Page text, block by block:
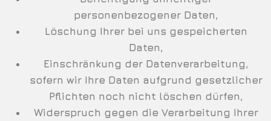
personenbezogener Daten,
Löschung Ihrer bei uns gespeicherten
Daten,
Einschränkung der Datenverarbeitung,
sofern wir Ihre Daten aufgrund gesetzlicher
Pflichten noch nicht löschen dürfen,
Widerspruch gegen die Verarbeitung Ihrer